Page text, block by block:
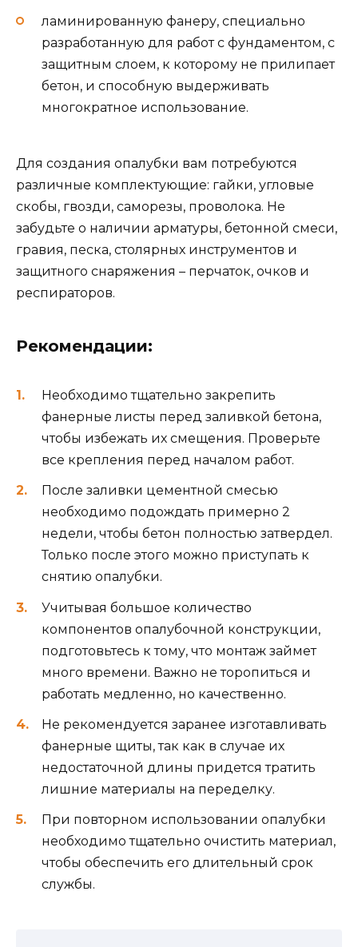
ламинированную фанеру, специально
разработанную для работ с фундаментом, с
защитным слоем, к которому не прилипает
бетон, и способную выдерживать
многократное использование.
Для создания опалубки вам потребуются
различные комплектующие: гайки, угловые
скобы, гвозди, саморезы, проволока. Не
забудьте о наличии арматуры, бетонной смеси,
гравия, песка, столярных инструментов и
защитного снаряжения – перчаток, очков и
респираторов.
Рекомендации:
Необходимо тщательно закрепить
фанерные листы перед заливкой бетона,
чтобы избежать их смещения. Проверьте
все крепления перед началом работ.
После заливки цементной смесью
необходимо подождать примерно 2
недели, чтобы бетон полностью затвердел.
Только после этого можно приступать к
снятию опалубки.
Учитывая большое количество
компонентов опалубочной конструкции,
подготовьтесь к тому, что монтаж займет
много времени. Важно не торопиться и
работать медленно, но качественно.
Не рекомендуется заранее изготавливать
фанерные щиты, так как в случае их
недостаточной длины придется тратить
лишние материалы на переделку.
При повторном использовании опалубки
необходимо тщательно очистить материал,
чтобы обеспечить его длительный срок
службы.